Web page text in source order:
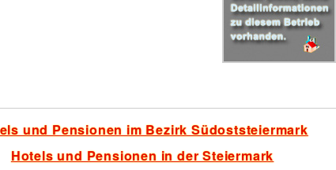
und Pensionen im Bezirk Südoststeiermark
Hotels und Pensionen in der Steiermark